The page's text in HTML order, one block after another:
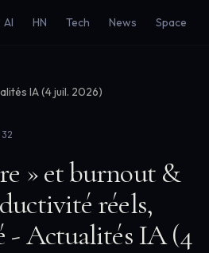
AI HN Tech News Space
IA (4 juil. 2026)
» et burnout &
réels,
- Actualités IA (4